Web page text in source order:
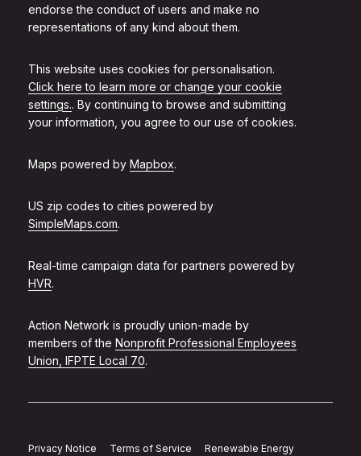
endorse the conduct of users and make no
representations of any kind about them.
This website uses cookies for personalisation.
Click here to learn more or change your cookie
settings.. By continuing to browse and submitting
your information, you agree to our use of cookies.
Maps powered by Mapbox.
US zip codes to cities powered by
SimpleMaps.com.
Real-time campaign data for partners powered by
HVR.
Action Network is proudly union-made by
members of the Nonprofit Professional Employees
Union, IFPTE Local 70.
Privacy Notice Terms of Service Renewable Energy